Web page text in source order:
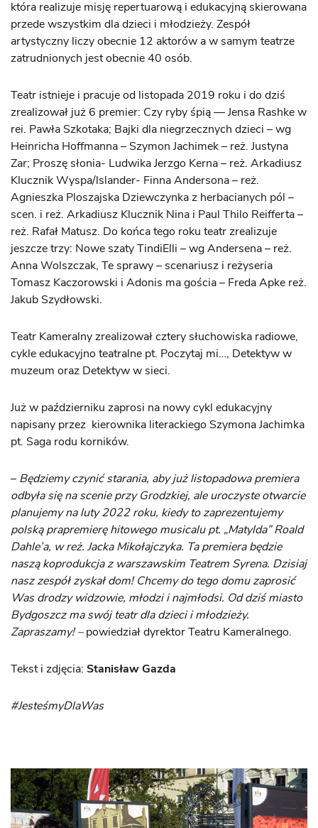
która realizuje misję repertuarową i edukacyjną skierowana
przede wszystkim dla dzieci i młodzieży. Zespół
artystyczny liczy obecnie 12 aktorów a w samym teatrze
zatrudnionych jest obecnie 40 osób.
Teatr istnieje i pracuje od listopada 2019 roku i do dziś
zrealizował już 6 premier: Czy ryby śpią — Jensa Rashke w
rei. Pawła Szkotaka; Bajki dla niegrzecznych dzieci – wg
Heinricha Hoffmanna – Szymon Jachimek – reż. Justyna
Zar; Proszę słonia- Ludwika Jerzgo Kerna – reż. Arkadiusz
Klucznik Wyspa/lslander- Finna Andersona – reż.
Agnieszka Ploszajska Dziewczynka z herbacianych pól –
scen. i reż. Arkadiusz Klucznik Nina i Paul Thilo Reifferta –
reż. Rafał Matusz. Do końca tego roku teatr zrealizuje
jeszcze trzy: Nowe szaty TindiElli – wg Andersena – reż.
Anna Wolszczak, Te sprawy – scenariusz i reżyseria
Tomasz Kaczorowski i Adonis ma gościa – Freda Apke reż.
Jakub Szydłowski.
Teatr Kameralny zrealizował cztery słuchowiska radiowe,
cykle edukacyjno teatralne pt. Poczytaj mi…, Detektyw w
muzeum oraz Detektyw w sieci.
Już w październiku zaprosi na nowy cykl edukacyjny
napisany przez kierownika literackiego Szymona Jachimka
pt. Saga rodu korników.
– Będziemy czynić starania, aby już listopadowa premiera
odbyła się na scenie przy Grodzkiej, ale uroczyste otwarcie
planujemy na luty 2022 roku, kiedy to zaprezentujemy
polską prapremierę hitowego musicalu pt. „Matylda” Roald
Dahle’a, w reż. Jacka Mikołajczyka. Ta premiera będzie
naszą koprodukcja z warszawskim Teatrem Syrena. Dzisiaj
nasz zespół zyskał dom! Chcemy do tego domu zaprosić
Was drodzy widzowie, młodzi i najmłodsi. Od dziś miasto
Bydgoszcz ma swój teatr dla dzieci i młodzieży.
Zapraszamy! –powiedział dyrektor Teatru Kameralnego.
Tekst i zdjęcia: Stanisław Gazda
#JesteśmyDlaWas